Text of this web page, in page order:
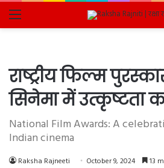
Menu
राष्ट्रीय फिल्म
सिनेमा में उत्कृष्टता
National Film Awards: A
Indian cinema
Raksha Rajneeti October 9, 2024 13